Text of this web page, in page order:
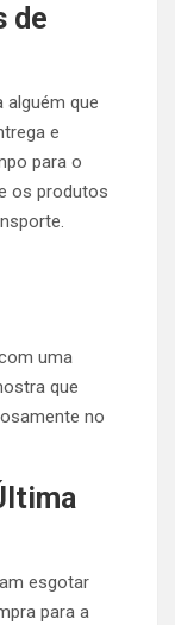
de
alguém que
e
para o
os produtos
uma
que
no
esgotar
para a